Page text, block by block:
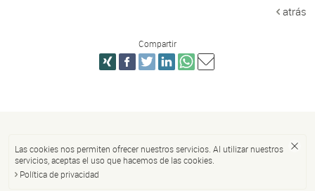
atrás
Compartir
Las cookies nos permiten ofrecer nuestros servicios. Al utilizar nuestros
servicios, aceptas el uso que hacemos de las cookies.
Política de privacidad